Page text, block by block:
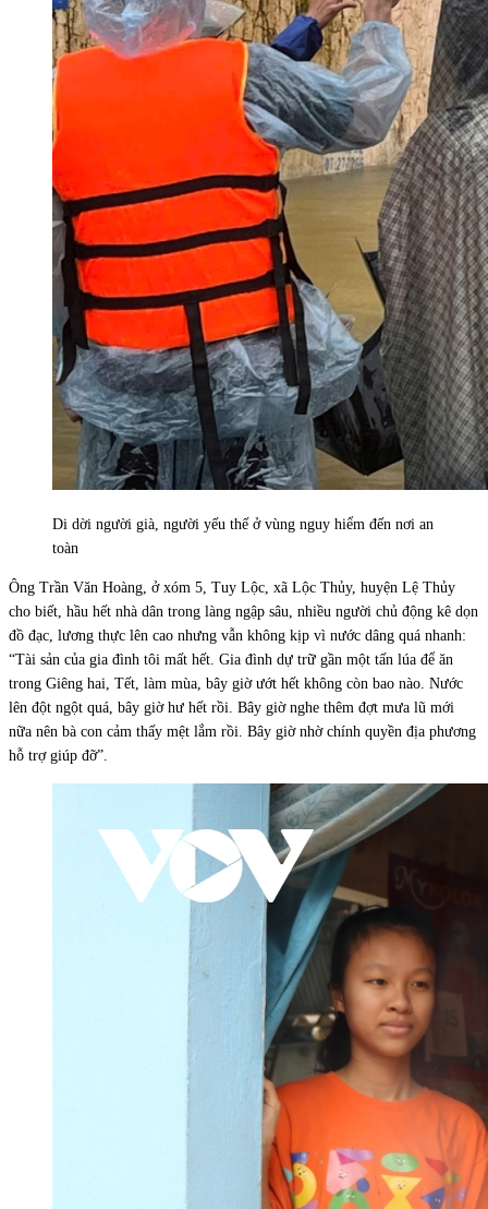
Di dời người già, người yếu thế ở vùng nguy hiểm đến nơi an
toàn
Ông Trần Văn Hoàng, ở xóm 5, Tuy Lộc, xã Lộc Thủy, huyện Lệ Thủy
cho biết, hầu hết nhà dân trong làng ngập sâu, nhiều người chủ động kê dọn
đồ đạc, lương thực lên cao nhưng vẫn không kịp vì nước dâng quá nhanh:
“Tài sản của gia đình tôi mất hết. Gia đình dự trữ gần một tấn lúa để ăn
trong Giêng hai, Tết, làm mùa, bây giờ ướt hết không còn bao nào. Nước
lên đột ngột quá, bây giờ hư hết rồi. Bây giờ nghe thêm đợt mưa lũ mới
nữa nên bà con cảm thấy mệt lắm rồi. Bây giờ nhờ chính quyền địa phương
hỗ trợ giúp đỡ”.